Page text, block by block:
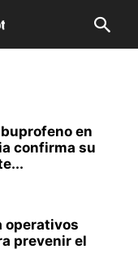
en
confirma su
operativos
prevenir el